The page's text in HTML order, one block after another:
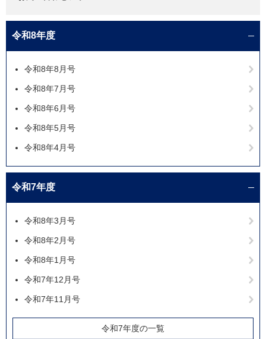
令和8年度
令和8年8月号
令和8年7月号
令和8年6月号
令和8年5月号
令和8年4月号
令和7年度
令和8年3月号
令和8年2月号
令和8年1月号
令和7年12月号
令和7年11月号
令和7年度の一覧